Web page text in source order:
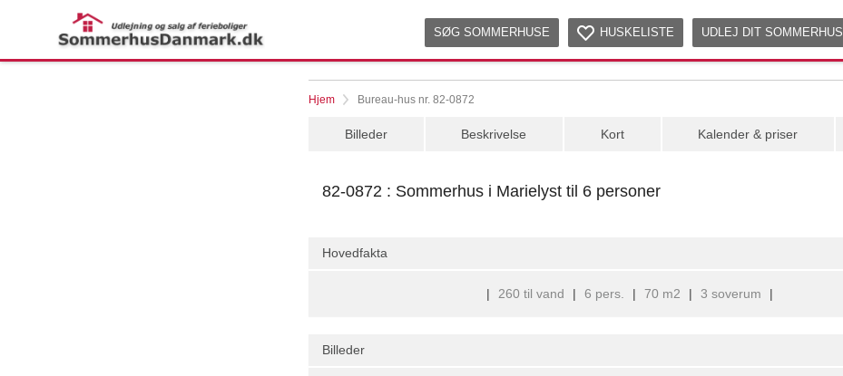
SØG SOMMERHUSE HUSKELISTE UDLEJ DIT SOMMERHUS
Hjem Bureau-hus nr. 82-0872
Billeder Beskrivelse Kort Kalender & priser
82-0872 : Sommerhus i Marielyst til 6 personer
Hovedfakta
| 260 til vand | 6 pers. | 70 m2 | 3 soverum |
Billeder